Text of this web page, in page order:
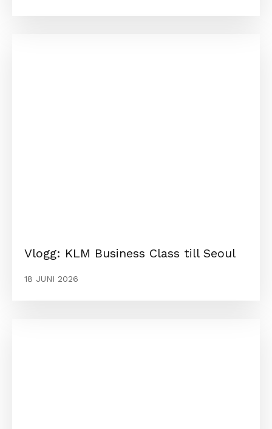
Vlogg: KLM Business Class till Seoul
18 JUNI 2026